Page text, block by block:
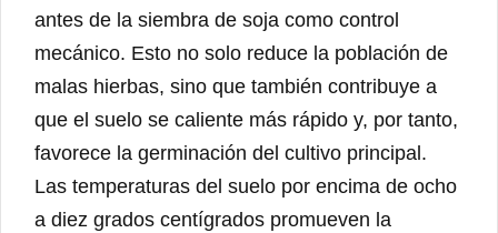
antes de la siembra de soja como control
mecánico. Esto no solo reduce la población de
malas hierbas, sino que también contribuye a
que el suelo se caliente más rápido y, por tanto,
favorece la germinación del cultivo principal.
Las temperaturas del suelo por encima de ocho
a diez grados centígrados promueven la